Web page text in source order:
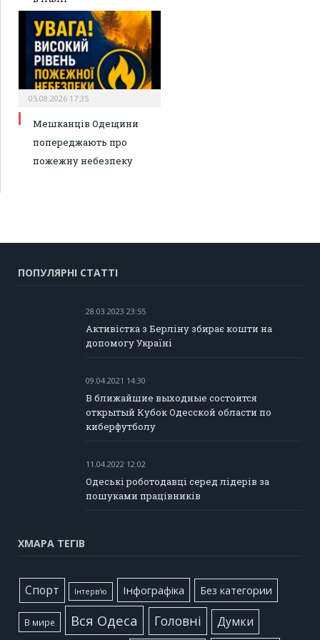
05.08.2026 17:35
Мешканців Одещини
попереджають про
пожежну небезпеку
ПОПУЛЯРНІ СТАТТІ
28.03.2023 23:55
Активістка з Берліну збирає кошти на
допомогу Україні
09.04.2021 14:30
В ближайшие выходные состоится
открытый Кубок Одесской области по
киберфутболу
11.04.2022 12:02
Одеські роботодавці серед лідерів за
пошуками працівників
ХМАРА ТЕГІВ
Cпорт Інтерв'ю Інфографіка Без категории
В мире Вся Одеса Головні Думки